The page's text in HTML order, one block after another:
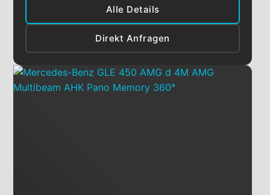
Alle Details
Direkt Anfragen